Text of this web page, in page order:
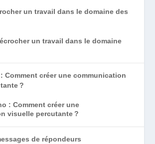
un travail dans le domaine des
Comment créer une communication
?
de répondeurs